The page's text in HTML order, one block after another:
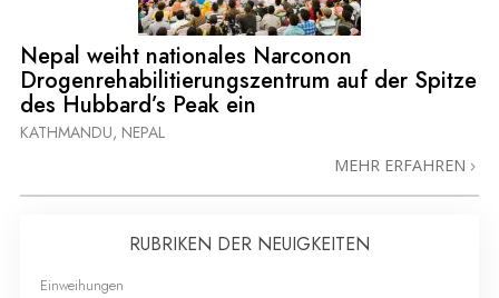
Nepal weiht nationales Narconon
Drogenrehabilitierungszentrum auf der Spitze
des Hubbard’s Peak ein
KATHMANDU, NEPAL
MEHR ERFAHREN
RUBRIKEN DER NEUIGKEITEN
Einweihungen